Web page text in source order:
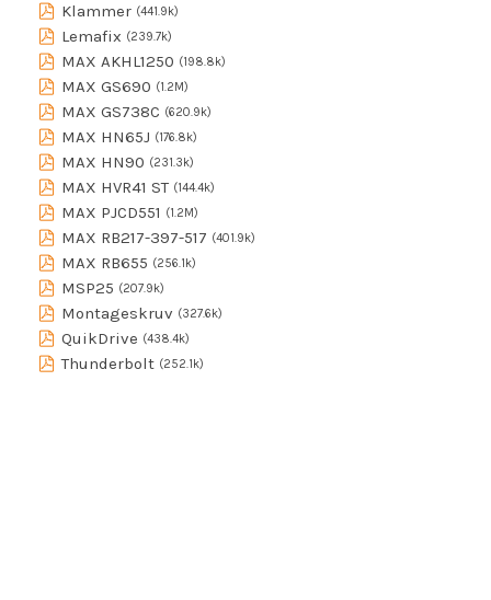
Klammer (441.9k)
Lemafix (239.7k)
MAX AKHL1250 (198.8k)
MAX GS690 (1.2M)
MAX GS738C (620.9k)
MAX HN65J (176.8k)
MAX HN90 (231.3k)
MAX HVR41 ST (144.4k)
MAX PJCD551 (1.2M)
MAX RB217-397-517 (401.9k)
MAX RB655 (256.1k)
MSP25 (207.9k)
Montageskruv (327.6k)
QuikDrive (438.4k)
Thunderbolt (252.1k)